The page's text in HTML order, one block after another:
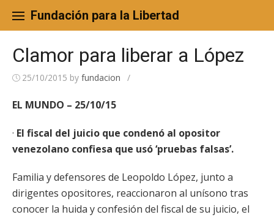
content
Fundación para la Libertad
Clamor para liberar a López
25/10/2015 by fundacion /
EL MUNDO – 25/10/15
· El fiscal del juicio que condenó al opositor
venezolano confiesa que usó ‘pruebas falsas’.
Familia y defensores de Leopoldo López, junto a
dirigentes opositores, reaccionaron al unísono tras
conocer la huida y confesión del fiscal de su juicio, el